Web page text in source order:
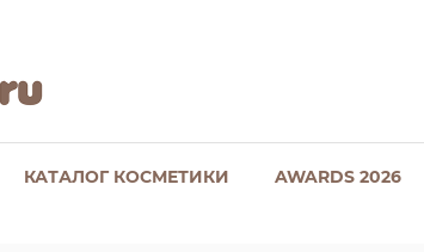
КАТАЛОГ КОСМЕТИКИ AWARDS 2026